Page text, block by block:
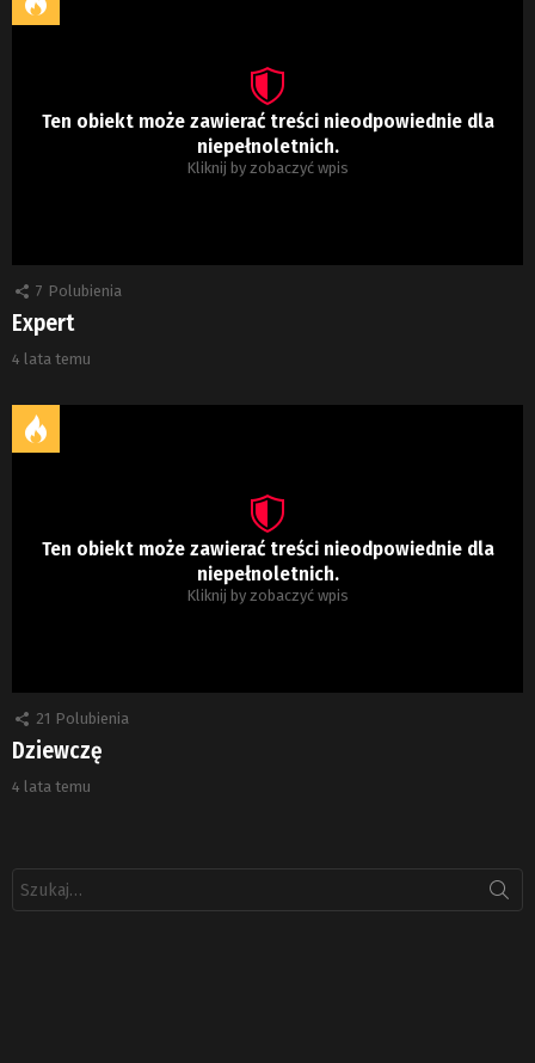
Ten obiekt może zawierać treści nieodpowiednie dla
niepełnoletnich.
Kliknij by zobaczyć wpis
7 Polubienia
Expert
4 lata temu
Ten obiekt może zawierać treści nieodpowiednie dla
niepełnoletnich.
Kliknij by zobaczyć wpis
21 Polubienia
Dziewczę
4 lata temu